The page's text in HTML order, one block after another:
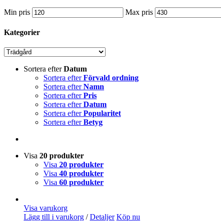
Min pris Max pris
Kategorier
Sortera efterDatum
Sortera efterFörvald ordning
Sortera efterNamn
Sortera efterPris
Sortera efterDatum
Sortera efterPopularitet
Sortera efterBetyg
Visa 20 produkter
Visa 20 produkter
Visa 40 produkter
Visa 60 produkter
Visa varukorg
Lägg till i varukorg / Detaljer Köp nu